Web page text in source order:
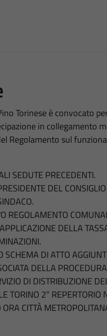
Torinese è convocato
in collegamento
Regolamento sul
SEDUTE PRECEDENTI.
DEL
REGOLAMENTO
DELLA
DI ATTO
DELLA
DI DISTRIBUZIONE
TORINO 2”
CITTÀ